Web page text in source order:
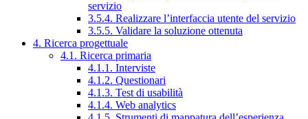
servizio
3.5.4. Realizzare l’interfaccia utente del servizio
3.5.5. Validare la soluzione ottenuta
4. Ricerca progettuale
4.1. Ricerca primaria
4.1.1. Interviste
4.1.2. Questionari
4.1.3. Test di usabilità
4.1.4. Web analytics